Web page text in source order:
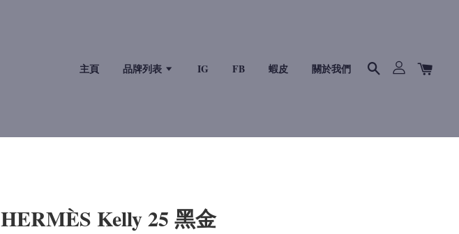
主頁 品牌列表 IG FB 蝦皮 關於我們
HERMÈS Kelly 25 黑金